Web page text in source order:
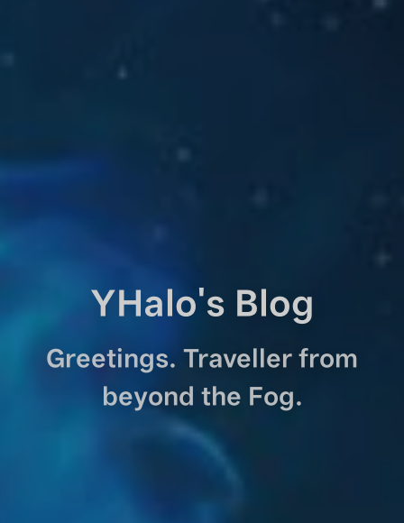
YHalo's Blog
Greetings. Traveller from
beyond the Fog.